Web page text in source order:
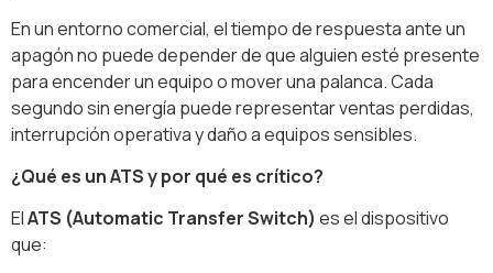
En un entorno comercial, el tiempo de respuesta ante un
apagón no puede depender de que alguien esté presente
para encender un equipo o mover una palanca. Cada
segundo sin energía puede representar ventas perdidas,
interrupción operativa y daño a equipos sensibles.
¿Qué es un ATS y por qué es crítico?
ElATS (Automatic Transfer Switch) es el dispositivo
que: